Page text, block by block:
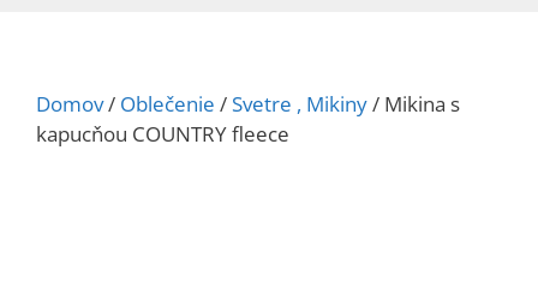
Domov/ Oblečenie /Svetre , Mikiny/ Mikina s
kapucňou COUNTRY fleece